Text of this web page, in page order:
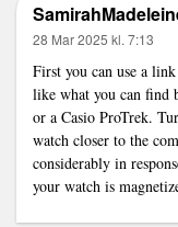
28 Mar 2025 kl. 7:13
First you can use a link
like what you can find
or a Casio ProTrek.
watch closer to the
considerably in
your watch is